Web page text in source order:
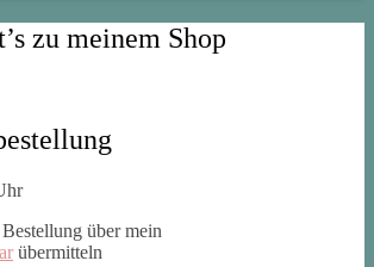
zu meinem Shop
über mein
übermitteln